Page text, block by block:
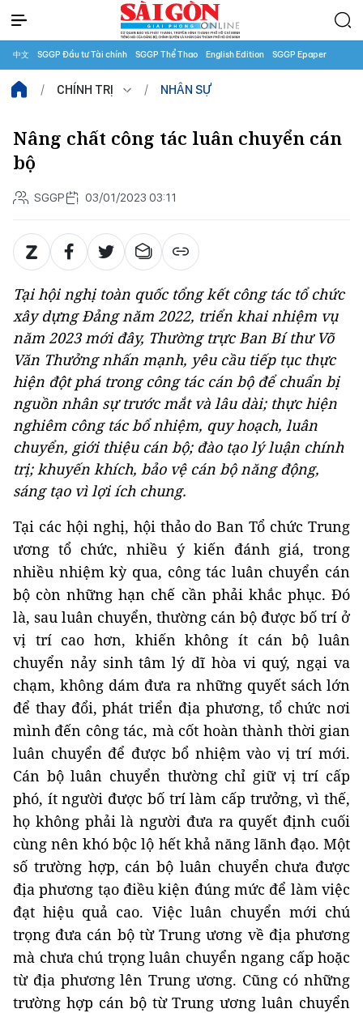
中文 SGGP Đầu tư Tài chính SGGP Thể Thao English Edition SGGP Epaper
CHÍNH TRỊ NHÂN SỰ
Nâng chất công tác luân chuyển cán
bộ
SGGP 03/01/2023 03:11
Tại hội nghị toàn quốc tổng kết công tác tổ chức
xây dựng Đảng năm 2022, triển khai nhiệm vụ
năm 2023 mới đây, Thường trực Ban Bí thư Võ
Văn Thưởng nhấn mạnh, yêu cầu tiếp tục thực
hiện đột phá trong công tác cán bộ để chuẩn bị
nguồn nhân sự trước mắt và lâu dài; thực hiện
nghiêm công tác bổ nhiệm, quy hoạch, luân
chuyển, giới thiệu cán bộ; đào tạo lý luận chính
trị; khuyến khích, bảo vệ cán bộ năng động,
sáng tạo vì lợi ích chung.
Tại các hội nghị, hội thảo do Ban Tổ chức Trung
ương tổ chức, nhiều ý kiến đánh giá, trong
nhiều nhiệm kỳ qua, công tác luân chuyển cán
bộ còn những hạn chế cần phải khắc phục. Đó
là, sau luân chuyển, thường cán bộ được bố trí ở
vị trí cao hơn, khiến không ít cán bộ luân
chuyển nảy sinh tâm lý dĩ hòa vi quý, ngại va
chạm, không dám đưa ra những quyết sách lớn
để thay đổi, phát triển địa phương, tổ chức nơi
mình đến công tác, mà cốt hoàn thành thời gian
luân chuyển để được bổ nhiệm vào vị trí mới.
Cán bộ luân chuyển thường chỉ giữ vị trí cấp
phó, ít người được bố trí làm cấp trưởng, vì thế,
họ không phải là người đưa ra quyết định cuối
cùng nên khó bộc lộ hết khả năng lãnh đạo. Một
số trường hợp, cán bộ luân chuyển chưa được
địa phương tạo điều kiện đúng mức để làm việc
đạt hiệu quả cao. Việc luân chuyển mới chú
trọng đưa cán bộ từ Trung ương về địa phương
mà chưa chú trọng luân chuyển ngang cấp hoặc
từ địa phương lên Trung ương. Cũng có những
trường hợp cán bộ từ Trung ương luân chuyển